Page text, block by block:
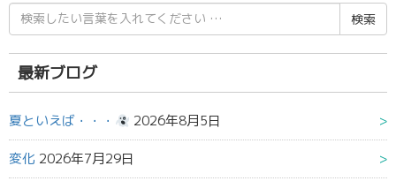
検
索
結
果:
最新ブログ
夏といえば・・・ 2026年8月5日
変化 2026年7月29日